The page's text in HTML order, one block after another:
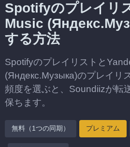
Spotifyのプレイリ
Music
する方法
Spotifyのプレイリストと
(Яндекс.Музыка)のプレイリ
頻度を選ぶと、Soundiizが転
保ちます。
無料（1つの同期） プレミアム